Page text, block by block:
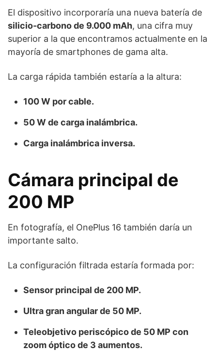
El dispositivo incorporaría una nueva batería de
silicio-carbono de 9.000 mAh, una cifra muy
superior a la que encontramos actualmente en la
mayoría de smartphones de gama alta.
La carga rápida también estaría a la altura:
100 W por cable.
50 W de carga inalámbrica.
Carga inalámbrica inversa.
Cámara principal de
200 MP
En fotografía, el OnePlus 16 también daría un
importante salto.
La configuración filtrada estaría formada por:
Sensor principal de 200 MP.
Ultra gran angular de 50 MP.
Teleobjetivo periscópico de 50 MP con
zoom óptico de 3 aumentos.